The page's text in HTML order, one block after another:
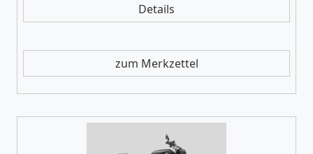
Details
zum Merkzettel